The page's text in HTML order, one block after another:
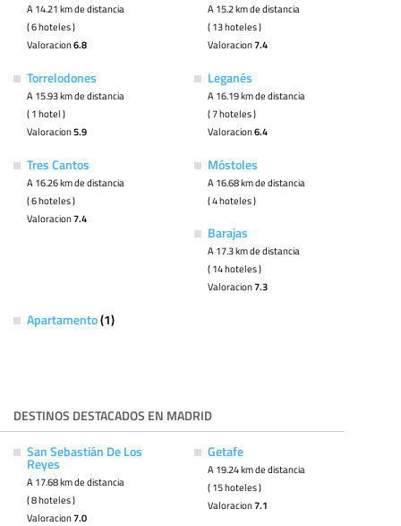
A 14.21 km de distancia
( 6 hoteles )
Valoracion6.8
A 15.2 km de distancia
( 13 hoteles )
Valoracion7.4
Torrelodones
A 15.93 km de distancia
( 1 hotel )
Valoracion5.9
Leganés
A 16.19 km de distancia
( 7 hoteles )
Valoracion6.4
Tres Cantos
A 16.26 km de distancia
( 6 hoteles )
Valoracion7.4
Móstoles
A 16.68 km de distancia
( 4 hoteles )
Barajas
A 17.3 km de distancia
( 14 hoteles )
Valoracion7.3
Apartamento(1)
DESTINOS DESTACADOS EN MADRID
San Sebastián De Los
Reyes
A 17.68 km de distancia
( 8 hoteles )
Valoracion7.0
Getafe
A 19.24 km de distancia
( 15 hoteles )
Valoracion7.1